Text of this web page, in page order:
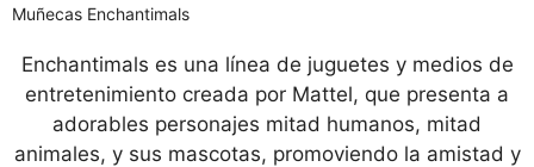
Muñecas Enchantimals
Enchantimals es una línea de juguetes y medios de
entretenimiento creada por Mattel, que presenta a
adorables personajes mitad humanos, mitad
animales, y sus mascotas, promoviendo la amistad y